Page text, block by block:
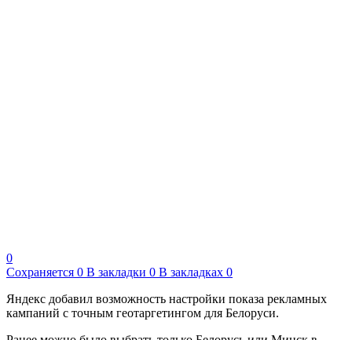
0
Сохраняется 0 В закладки 0 В закладках 0
Яндекс добавил возможность настройки показа рекламных
кампаний с точным геотаргетингом для Белоруси.